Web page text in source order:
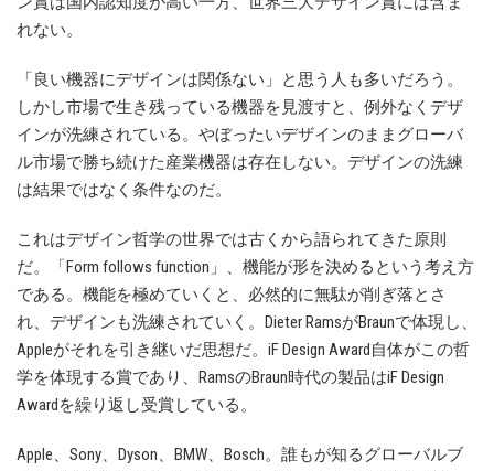
れない。
「良い機器にデザインは関係ない」と思う人も多いだろう。
しかし市場で生き残っている機器を見渡すと、例外なくデザ
インが洗練されている。やぼったいデザインのままグローバ
ル市場で勝ち続けた産業機器は存在しない。デザインの洗練
は結果ではなく条件なのだ。
これはデザイン哲学の世界では古くから語られてきた原則
だ。「Form follows function」、機能が形を決めるという考え方
である。機能を極めていくと、必然的に無駄が削ぎ落とさ
れ、デザインも洗練されていく。Dieter RamsがBraunで体現し、
Appleがそれを引き継いだ思想だ。iF Design Award自体がこの哲
学を体現する賞であり、RamsのBraun時代の製品はiF Design
Awardを繰り返し受賞している。
Apple、Sony、Dyson、BMW、Bosch。誰もが知るグローバルブ